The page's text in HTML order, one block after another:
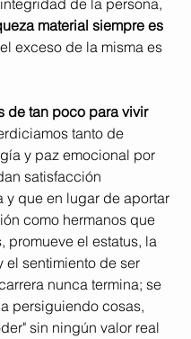
de la persona,
material siempre es
el exceso de la misma es
de tan poco para vivir
tanto de
y paz emocional por
satisfacción
y que en lugar de aportar
como hermanos que
promueve el estatus, la
el sentimiento de ser
nunca termina; se
persiguiendo cosas,
sin ningún valor real